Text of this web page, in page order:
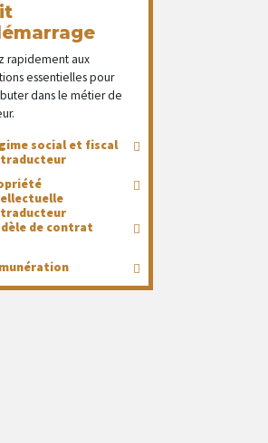
rapidement aux
essentielles pour
dans le métier de
social et fiscal
traducteur
traducteur
de contrat